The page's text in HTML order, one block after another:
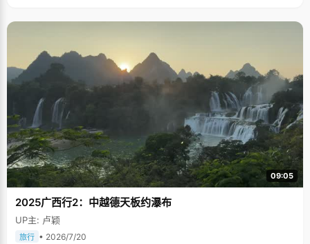
09:05
2025广西行2：中越德天板约瀑布
UP主: 卢颖
旅行 • 2026/7/20